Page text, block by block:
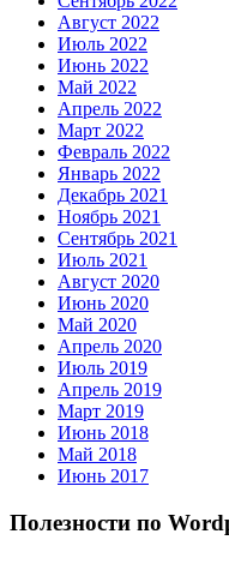
Август 2022
Июль 2022
Июнь 2022
Май 2022
Апрель 2022
Март 2022
Февраль 2022
Январь 2022
Декабрь 2021
Ноябрь 2021
Сентябрь 2021
Июль 2021
Август 2020
Июнь 2020
Май 2020
Апрель 2020
Июль 2019
Апрель 2019
Март 2019
Июнь 2018
Май 2018
Июнь 2017
Полезности по